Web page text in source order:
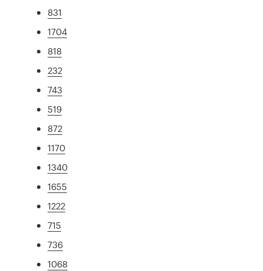
831
1704
818
232
743
519
872
1170
1340
1655
1222
715
736
1068